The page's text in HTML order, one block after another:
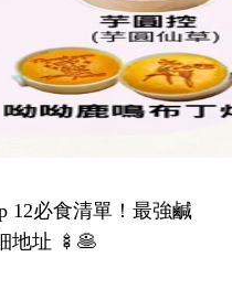
12必食清單！最強鹹
地址 🍢🥞